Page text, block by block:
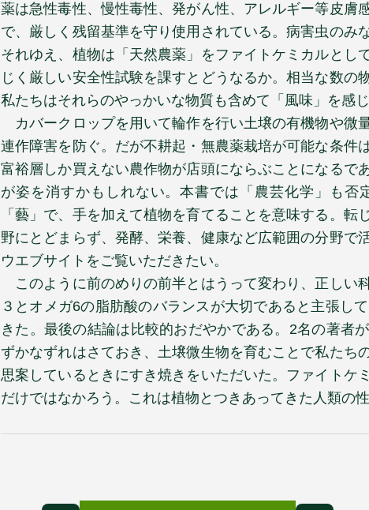
薬は急性毒性、慢性毒性、発がん性、アレルギー等皮膚
で、厳しく残留基準を守り使用されている。病害虫のみ
それゆえ、植物は「天然農薬」をファイトケミカルとし
じく厳しい安全性試験を課すとどうなるか。相当な数の
私たちはそれらのやっかいな物質も含めて「風味」を感じ
カバークロップを用いて輪作を行い土壌の有機物や微
連作障害を防ぐ。だが不耕起・無農薬栽培が可能な条件
富裕層しか買えない農作物が店頭にならぶことになるで
が姿を消すかもしれない。本書では「農芸化学」も否
「藝」で、手を加えて植物を育てることを意味する。
野にとどまらず、発酵、栄養、健康など広範囲の分野で
ウエブサイトをご覧いただきたい。
このように前のめりの前半とはうって変わり、正しい
３とオメガ6の脂肪酸のバランスが大切であると主張し
きた。最後の結論は比較的おだやかである。 2名の著者
ずかなずれはさておき、土壌微生物を育むことで私たち
思案しているときにすき焼きをいただいた。ファイトケ
だけではなかろう。これは植物とつきあってきた人類の